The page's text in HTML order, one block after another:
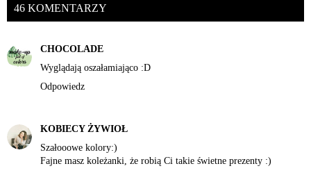
46 KOMENTARZY
CHOCOLADE
Wyglądają oszałamiająco :D
Odpowiedz
KOBIECY ŻYWIOŁ
Szałooowe kolory:)
Fajne masz koleżanki, że robią Ci takie świetne prezenty :)